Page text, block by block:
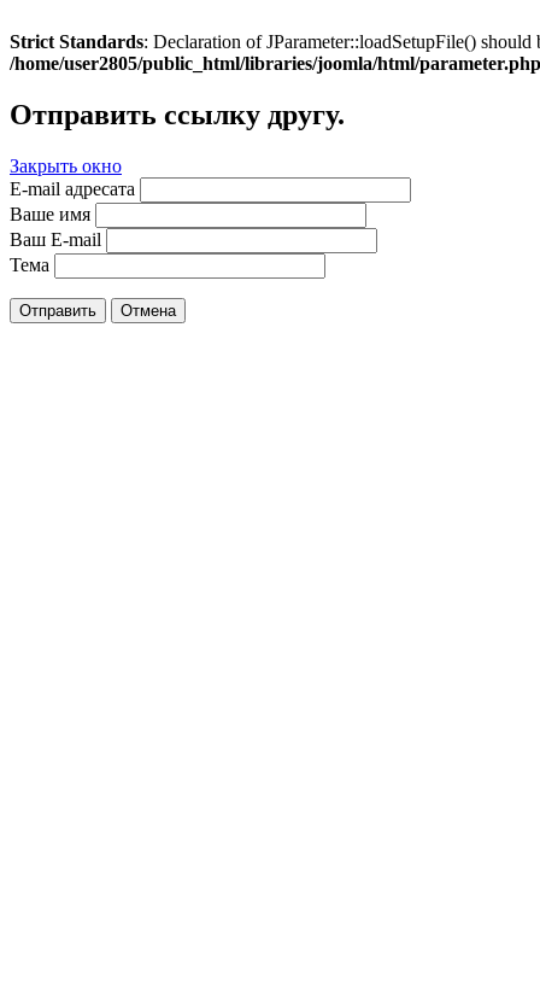
Strict Standards: Declaration of JParameter::loadSetupFile()
/home/user2805/public_html/libraries/joomla/html/parameter.php
Отправить ссылку другу.
Закрыть окно
E-mail адресата
Ваше имя
Ваш E-mail
Тема
Отправить Отмена